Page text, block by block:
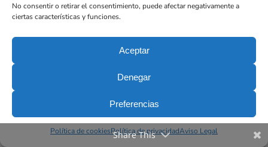
No consentir o retirar el consentimiento, puede afectar negativamente a
ciertas características y funciones.
Aceptar
Denegar
Preferencias
Política de cookiesPolítica de privacidadAviso Legal
correcta o perfecta?
Bruxismo y ronquidos: ¿están
Share This